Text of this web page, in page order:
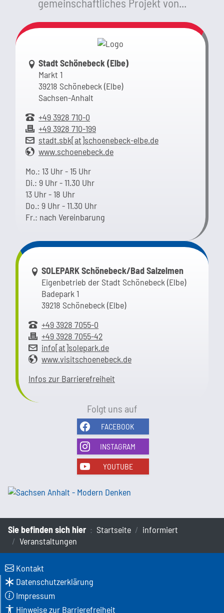
gemeinschaftliches Projekt von...
Link zur Google-Maps Navigation
Stadt Schönebeck (Elbe)
Markt 1
39218 Schönebeck (Elbe)
Sachsen-Anhalt
+49 3928 710-0
+49 3928 710-199
stadt.sbk[at]schoenebeck-elbe.de
www.schoenebeck.de
Mo.: 13 Uhr - 15 Uhr
Di.: 9 Uhr - 11.30 Uhr
13 Uhr - 18 Uhr
Do.: 9 Uhr - 11.30 Uhr
Fr.: nach Vereinbarung
Folgt uns auf
FACEBOOK
INSTAGRAM
YOUTUBE
Link zur Google-Maps Navigation
SOLEPARK Schönebeck/Bad Salzelmen
Eigenbetrieb der Stadt Schönebeck (Elbe)
Badepark 1
39218 Schönebeck (Elbe)
+49 3928 7055-0
+49 3928 7055-42
info[at]solepark.de
www.visitschoenebeck.de
Infos zur Barrierefreiheit
Sie befinden sich hier Startseite
informiert
Veranstaltungen
Kontakt
Datenschutzerklärung
Impressum
Hinweise zur Barrierefreiheit